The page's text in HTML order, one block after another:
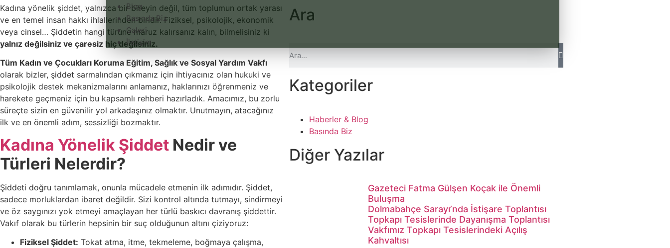
Blog
Basında Biz
Galeri
İletişim
Kadına yönelik şiddet, yalnızca bir bireyin değil, tüm toplumun ortak yarası
ve en temel insan hakkı ihlallerinden biridir. Fiziksel, psikolojik, ekonomik
veya cinsel… Şiddetin hangi türüne maruz kalırsanız kalın, bilmelisiniz ki
yalnız değilsiniz ve çaresiz hiç değilsiniz.
Tüm Kadın ve Çocukları Koruma Eğitim, Sağlık ve Sosyal Yardım Vakfı
olarak bizler, şiddet sarmalından çıkmanız için ihtiyacınız olan hukuki ve
psikolojik destek mekanizmalarını anlamanız, haklarınızı öğrenmeniz ve
harekete geçmeniz için bu kapsamlı rehberi hazırladık. Amacımız, bu zorlu
süreçte sizin en güvenilir yol arkadaşınız olmaktır. Unutmayın, atacağınız
ilk ve en önemli adım, sessizliği bozmaktır.
Kadına Yönelik Şiddet Nedir ve
Türleri Nelerdir?
Şiddeti doğru tanımlamak, onunla mücadele etmenin ilk adımıdır. Şiddet,
sadece morluklardan ibaret değildir. Sizi kontrol altında tutmayı, sindirmeyi
ve öz saygınızı yok etmeyi amaçlayan her türlü baskıcı davranış şiddettir.
Vakıf olarak bu türlerin hepsinin bir suç olduğunun altını çiziyoruz:
Fiziksel Şiddet: Tokat atma, itme, tekmeleme, boğmaya çalışma,
Ara
Kategoriler
Haberler & Blog
Basında Biz
Diğer Yazılar
Gazeteci Fatma Gülşen Koçak ile Önemli
Buluşma
Dolmabahçe Sarayı’nda İstişare Toplantısı
Topkapı Tesislerinde Dayanışma Toplantısı
Vakfımız Topkapı Tesislerindeki Açılış
Kahvaltısı